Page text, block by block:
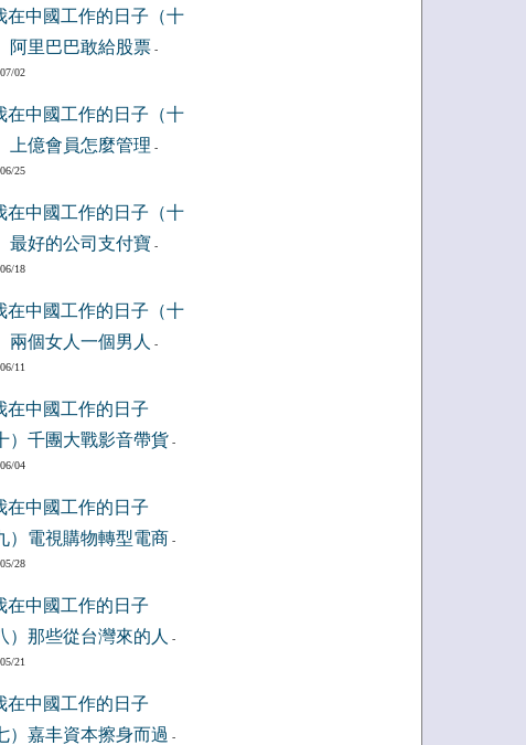
在中國工作的日子（十
阿里巴巴敢給股票-
02
在中國工作的日子（十
上億會員怎麼管理 -
25
在中國工作的日子（十
最好的公司支付寶 -
18
在中國工作的日子（十
兩個女人一個男人
-
11
在中國工作的日子
）千團大戰影音帶貨 -
04
在中國工作的日子
）電視購物轉型電商 -
28
在中國工作的日子
）那些從台灣來的人
-
21
在中國工作的日子
）嘉丰資本擦身而過 -